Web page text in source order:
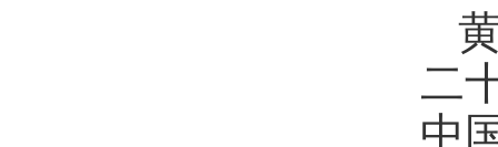
二
中